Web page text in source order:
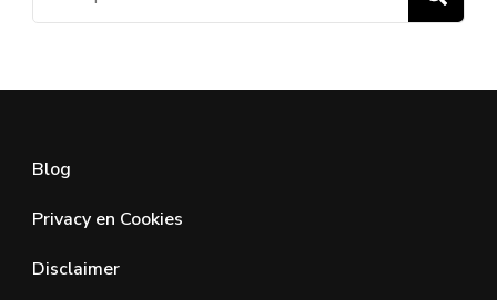
naar:
Blog
Privacy en Cookies
Disclaimer